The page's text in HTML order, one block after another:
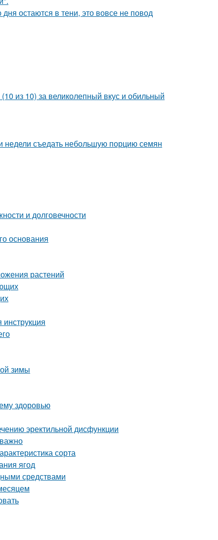
остаются в тени, это вовсе не повод
из 10) за великолепный вкус и обильный
недели съедать небольшую порцию семян
и долговечности
основания
растений
зимы
здоровью
эректильной дисфункции
сорта
ягод
средствами